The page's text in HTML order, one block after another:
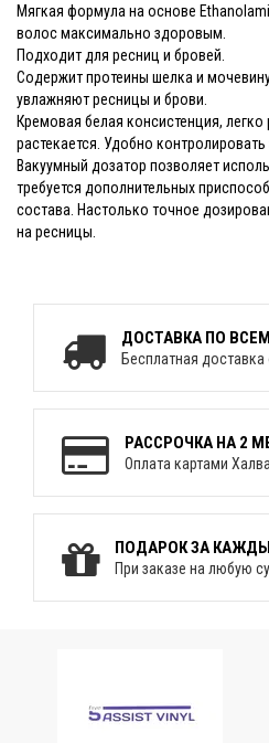
Мягкая формула на основе
волос максимально здоровым.
Подходит для ресниц и бровей.
Содержит протеины шелка и
увлажняют ресницы и брови.
Кремовая белая консистенция, легко
растекается. Удобно контролировать
Вакуумный дозатор позволяет
требуется дополнительных
состава. Настолько точное
на ресницы.
ДОСТАВКА ПО
Бесплатная доставка
РАССРОЧКА НА 2
Оплата картами
ПОДАРОК ЗА
При заказе на любую